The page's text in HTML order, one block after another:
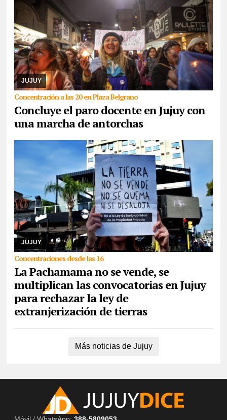
JUJUY
Concentración a las 20 en Plaza Belgrano
Concluye el paro docente en Jujuy con
una marcha de antorchas
05/08/2026 La medida de fuerza es llevada a cabo por maestros
y maestras de base de ADEP, que hoy, se presentarán tanto en el
Ministerio de Educación como en Ca ...
JUJUY
Concentraciones desde las 16
La Pachamama no se vende, se
multiplican las convocatorias en Jujuy
para rechazar la ley de
extranjerización de tierras
05/08/2026 Comunidades indígenas, sindicatos, ambientalistas,
organizaciones sociales, políticas y de derechos humanos se
congregarán en la capital, como así ta ...
Más noticias de Jujuy